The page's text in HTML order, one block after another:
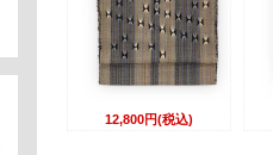
12,800円(税込)